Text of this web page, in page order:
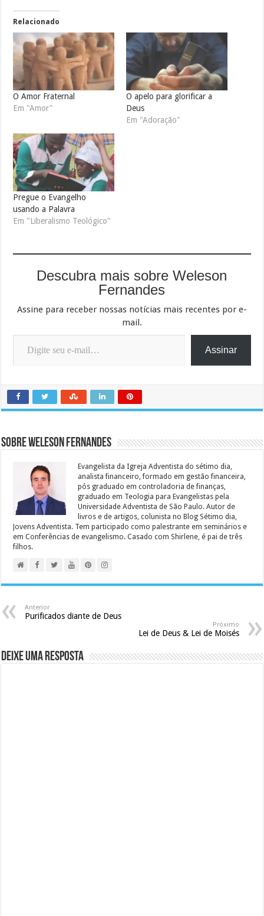
Relacionado
O Amor Fraternal
Em "Amor"
O apelo para glorificar a
Deus
Em "Adoração"
Pregue o Evangelho
usando a Palavra
Em "Liberalismo Teológico"
Descubra mais sobre Weleson
Fernandes
Assine para receber nossas notícias mais recentes por e-
mail.
Digite seu e-mail…
Assinar
Sobre Weleson Fernandes
Evangelista da Igreja Adventista do sétimo dia,
analista financeiro, formado em gestão financeira,
pós graduado em controladoria de finanças,
graduado em Teologia para Evangelistas pela
Universidade Adventista de São Paulo. Autor de
livros e de artigos, colunista no Blog Sétimo dia,
Jovens Adventista. Tem participado como palestrante em seminários e
em Conferências de evangelismo. Casado com Shirlene, é pai de três
filhos.
Anterior
Purificados diante de Deus
Próximo
Lei de Deus & Lei de Moisés
Deixe uma resposta